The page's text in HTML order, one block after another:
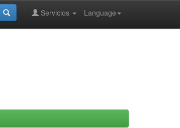
Language
Servicios